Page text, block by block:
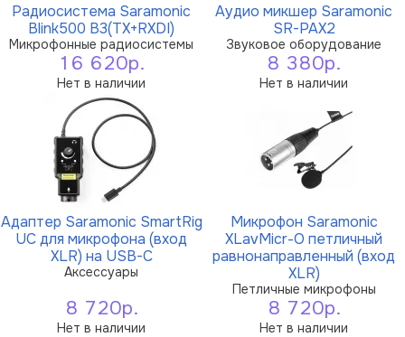
Радиосистема Saramonic
Blink500 B3(TX+RXDI)
Микрофонные радиосистемы
16 620р.
Нет в наличии
Аудио микшер Saramonic
SR-PAX2
Звуковое оборудование
8 380р.
Нет в наличии
Адаптер Saramonic SmartRig
UC для микрофона (вход
XLR) на USB-C
Аксессуары
8 720р.
Нет в наличии
Микрофон Saramonic
XLavMicr-O петличный
равнонаправленный (вход
XLR)
Петличные микрофоны
8 720р.
Нет в наличии